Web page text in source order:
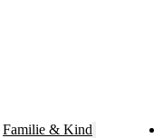
Familie & Kind